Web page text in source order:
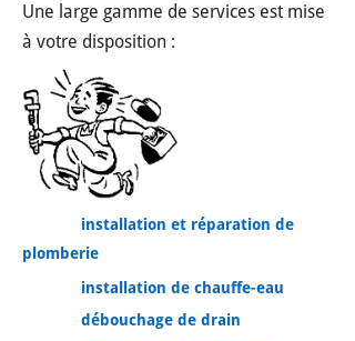
Une large gamme de services est mise
à votre disposition :
installation et réparation de
plomberie
installation de chauffe-eau
débouchage de drain